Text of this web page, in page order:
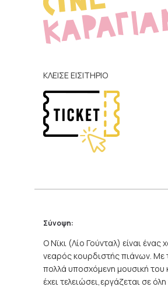
ΚΛΕΙΣΕ ΕΙΣΙΤΗΡΙΟ
Σύνοψη:
Ο Νϊκι (Λίο Γούνταλ) είναι ένας
νεαρός κουρδιστής πιάνων. Με
πολλά υποσχόμενη μουσική του
έχει τελειώσει,εργάζεται σε